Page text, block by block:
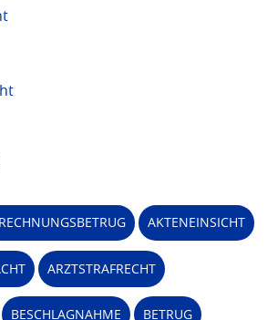
AKTENEINSICHT
ARZTSTRAFRECHT
BESCHLAGNAHME BETRUG